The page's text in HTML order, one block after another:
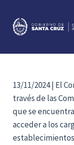
contenido
13/11/2024 | El
través de las
que se
acceder a los